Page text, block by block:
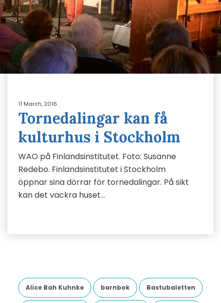
11 March, 2016
Tornedalingar kan få
kulturhus i Stockholm
WAO på Finlandsinstitutet. Foto: Susanne
Redebo. Finlandsinstitutet i Stockholm
öppnar sina dörrar för tornedalingar. På sikt
kan det vackra huset…
Alice Bah Kuhnke barnbok Bastubaletten